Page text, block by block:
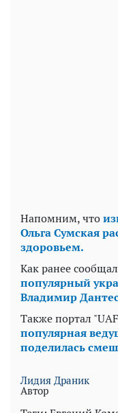
Напомним, что
Ольга Сумская
здоровьем.
Как ранее
популярный
Владимир
Также портал
популярная
поделилась
Лидия Драник
Автор